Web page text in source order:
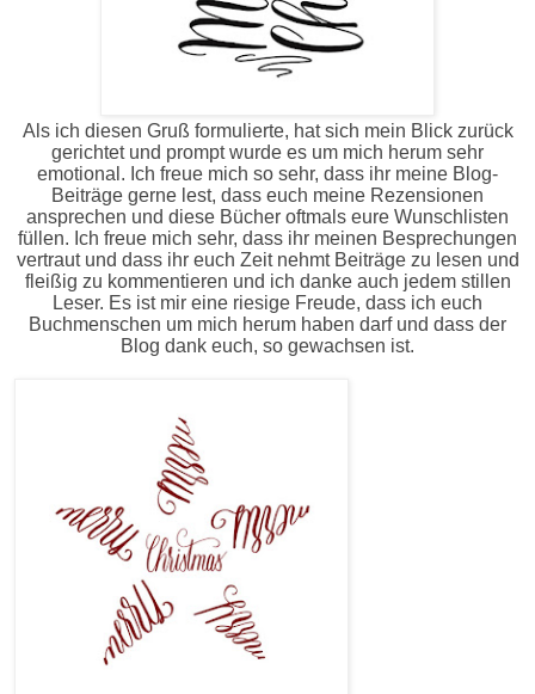
Als ich diesen Gruß formulierte, hat sich mein Blick zurück
gerichtet und prompt wurde es um mich herum sehr
emotional. Ich freue mich so sehr, dass ihr meine Blog-
Beiträge gerne lest, dass euch meine Rezensionen
ansprechen und diese Bücher oftmals eure Wunschlisten
füllen. Ich freue mich sehr, dass ihr meinen Besprechungen
vertraut und dass ihr euch Zeit nehmt Beiträge zu lesen und
fleißig zu kommentieren und ich danke auch jedem stillen
Leser. Es ist mir eine riesige Freude, dass ich euch
Buchmenschen um mich herum haben darf und dass der
Blog dank euch, so gewachsen ist.